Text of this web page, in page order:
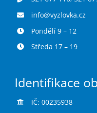
info@vyzlovka.cz
Pondělí 9 – 12
Středa 17 – 19
Identifikace
IČ: 00235938